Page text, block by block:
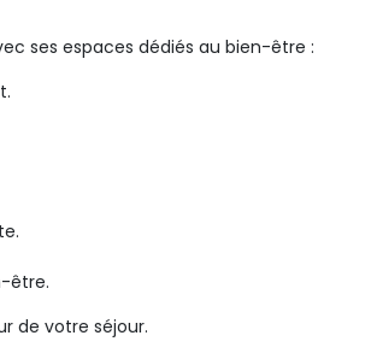
ses espaces dédiés au bien-être :
être.
de votre séjour.